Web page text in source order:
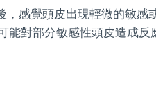
感覺頭皮出現輕微的敏感
能對部分敏感性頭皮造成反